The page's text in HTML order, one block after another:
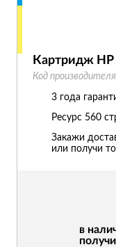
в
Картридж
Код
3 года
Ресурс 560
Закажи
или получи